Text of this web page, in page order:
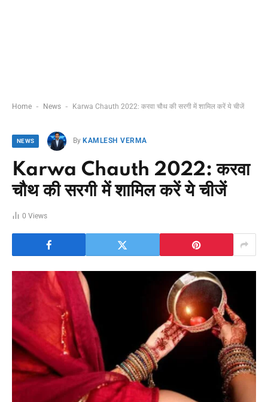
Home - News - Karwa Chauth 2022: करवा चौथ की सरगी में शामिल करें ये चीजें
NEWS By KAMLESH VERMA
Karwa Chauth 2022: करवा
चौथ की सरगी में शामिल करें ये चीजें
0 Views